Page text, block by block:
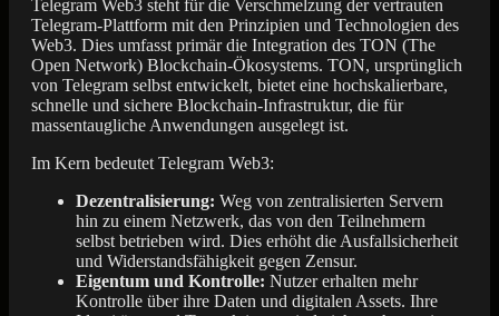
Telegram Web3 steht für die Verschmelzung der vertrauten
Telegram-Plattform mit den Prinzipien und Technologien des
Web3. Dies umfasst primär die Integration des TON (The
Open Network) Blockchain-Ökosystems. TON, ursprünglich
von Telegram selbst entwickelt, bietet eine hochskalierbare,
schnelle und sichere Blockchain-Infrastruktur, die für
massentaugliche Anwendungen ausgelegt ist.
Im Kern bedeutet Telegram Web3:
Dezentralisierung: Weg von zentralisierten Servern
hin zu einem Netzwerk, das von den Teilnehmern
selbst betrieben wird. Dies erhöht die Ausfallsicherheit
und Widerstandsfähigkeit gegen Zensur.
Eigentum und Kontrolle: Nutzer erhalten mehr
Kontrolle über ihre Daten und digitalen Assets. Ihre